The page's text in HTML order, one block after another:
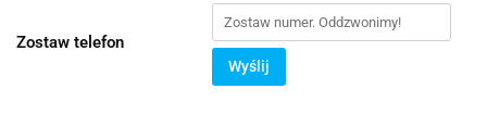
Zostaw telefon
Wyślij